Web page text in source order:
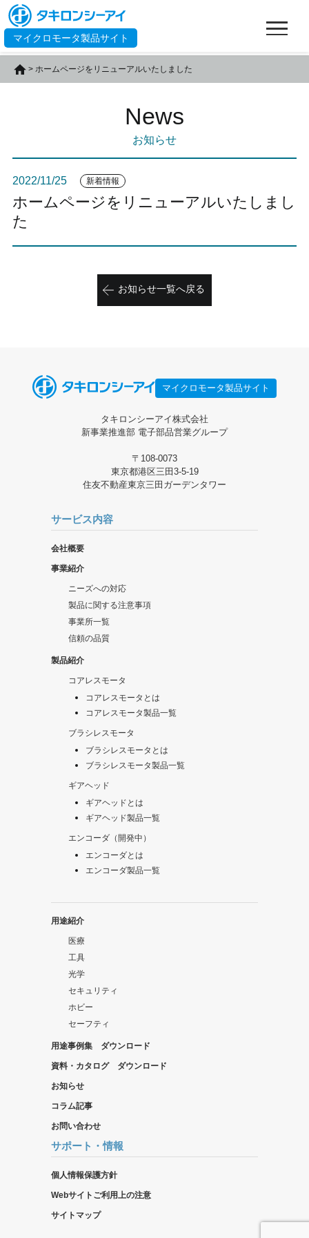
マイクロモータ製品サイト
Home
> ホームページをリニューアルいたしました
News
お知らせ
2022/11/25 新着情報
ホームページをリニューアルいたしまし
た
お知らせ一覧へ戻る
マイクロモータ製品サイト
タキロンシーアイ株式会社
新事業推進部 電子部品営業グループ
〒108-0073
東京都港区三田3-5-19
住友不動産東京三田ガーデンタワー
サービス内容
会社概要
事業紹介
ニーズへの対応
製品に関する注意事項
事業所一覧
信頼の品質
製品紹介
コアレスモータ
コアレスモータとは
コアレスモータ製品一覧
ブラシレスモータ
ブラシレスモータとは
ブラシレスモータ製品一覧
ギアヘッド
ギアヘッドとは
ギアヘッド製品一覧
エンコーダ（開発中）
エンコーダとは
エンコーダ製品一覧
用途紹介
医療
工具
光学
セキュリティ
ホビー
セーフティ
用途事例集 ダウンロード
資料・カタログ ダウンロード
お知らせ
コラム記事
お問い合わせ
サポート・情報
個人情報保護方針
Webサイトご利用上の注意
サイトマップ